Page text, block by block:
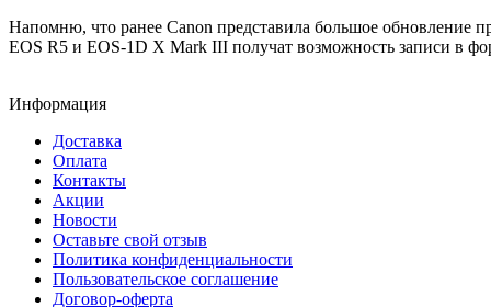
Напомню, что ранее Canon представила большое обновление
EOS R5 и EOS-1D X Mark III получат возможность записи в
Информация
Доставка
Оплата
Контакты
Акции
Новости
Оставьте свой отзыв
Политика конфиденциальности
Пользовательское соглашение
Договор-оферта